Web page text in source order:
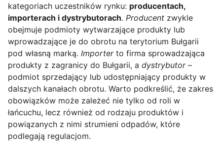
kategoriach uczestników rynku: producentach,
importerach i dystrybutorach. Producent zwykle
obejmuje podmioty wytwarzające produkty lub
wprowadzające je do obrotu na terytorium Bułgarii
pod własną marką. Importerto firma sprowadzająca
produkty z zagranicy do Bułgarii, a dystrybutor–
podmiot sprzedający lub udostępniający produkty w
dalszych kanałach obrotu. Warto podkreślić, że zakres
obowiązków może zależeć nie tylko od roli w
łańcuchu, lecz również od rodzaju produktów i
powiązanych z nimi strumieni odpadów, które
podlegają regulacjom.